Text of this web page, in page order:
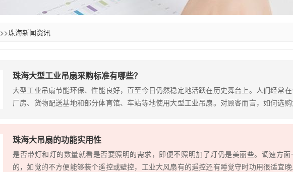
>>珠海新闻资讯
珠海大型工业吊扇采购标准有哪些？
大型工业吊扇节能环保、性能良好，直至今日仍然稳定地活跃在历史舞台上。人们经常
厂房、货物配送基地和部分体育馆、车站等地使用大型工业吊扇。对顾客而言，如何选
珠海大吊扇的功能实用性
是否带灯和灯的数量就看是否要照明的需求，即便不照明加了灯仍是美丽些。调速方
的，如觉的不方便能够装个遥控或壁控，工业大风扇有的遥控还有睡觉守时功用很适宜